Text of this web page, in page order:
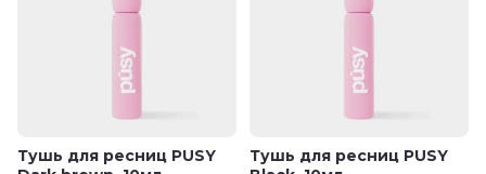
Тушь для ресниц PUSY
Тушь для ресниц PUSY